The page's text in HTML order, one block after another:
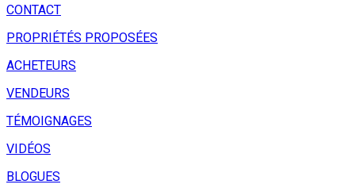
CONTACT
PROPRIÉTÉS PROPOSÉES
ACHETEURS
VENDEURS
TÉMOIGNAGES
VIDÉOS
BLOGUES